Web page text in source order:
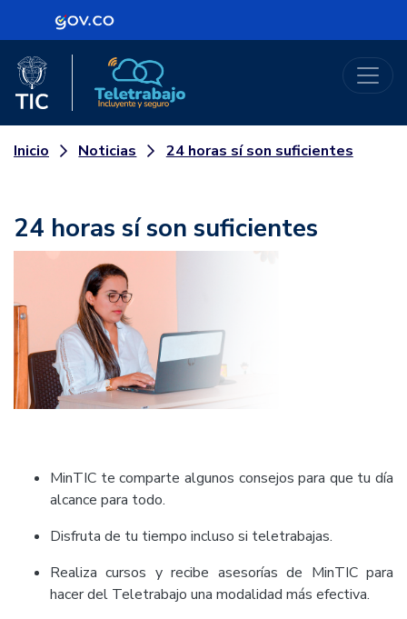
Logo Gobierno de Colombia
Logo del Ministerio TIC
Inicio Noticias 24 horas sí son suficientes
24 horas sí son suficientes
MinTIC te comparte algunos consejos para que tu día
alcance para todo.
Disfruta de tu tiempo incluso si teletrabajas.
Realiza cursos y recibe asesorías de MinTIC para
hacer del Teletrabajo una modalidad más efectiva.